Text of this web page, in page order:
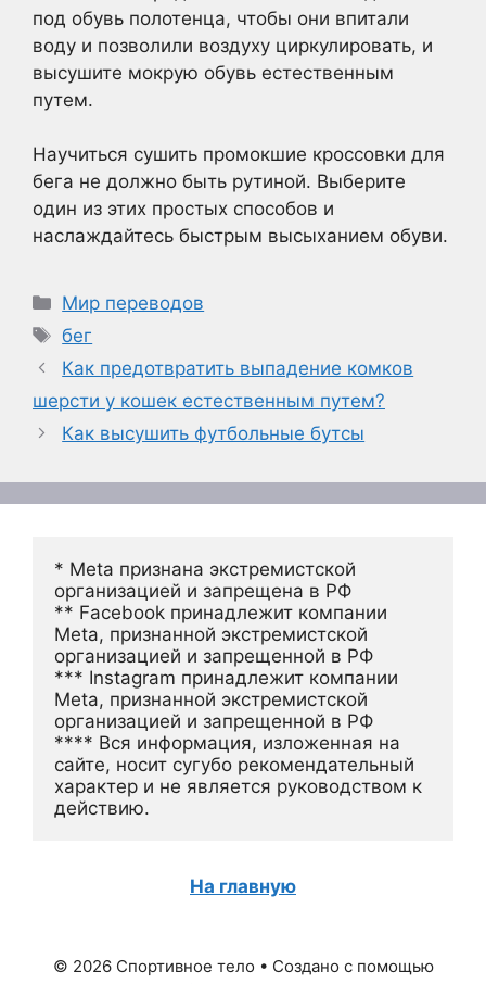
под обувь полотенца, чтобы они впитали
воду и позволили воздуху циркулировать, и
высушите мокрую обувь естественным
путем.
Научиться сушить промокшие кроссовки для
бега не должно быть рутиной. Выберите
один из этих простых способов и
наслаждайтесь быстрым высыханием обуви.
Рубрики
Мир переводов
Метки
бег
Как предотвратить выпадение комков
шерсти у кошек естественным путем?
Как высушить футбольные бутсы
* Meta признана экстремистской
организацией и запрещена в РФ
** Facebook принадлежит компании
Meta, признанной экстремистской
организацией и запрещенной в РФ
*** Instagram принадлежит компании
Meta, признанной экстремистской
организацией и запрещенной в РФ
**** Вся информация, изложенная на
сайте, носит сугубо рекомендательный
характер и не является руководством к
действию.
На главную
© 2026 Спортивное тело • Создано с помощью